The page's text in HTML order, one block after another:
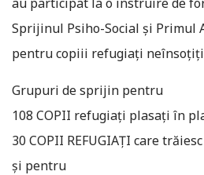
Sprijinul Psiho-Social și Primul
pentru copiii refugiați
Grupuri de sprijin pentru
108 COPII refugiați plasați în
30 COPII REFUGIAȚI care
și pentru